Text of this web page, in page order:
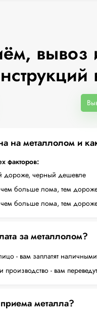
вывоз
на металлолом и
факторов:
дороже, черный дешевле
чем больше лома, тем
чем больше лома, тем
за металлолом?
- вам заплатят
- вам
металла?